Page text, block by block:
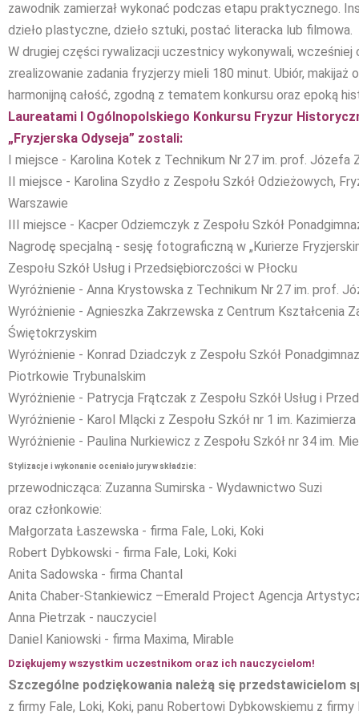
zawodnik zamierzał wykonać podczas etapu praktycznego.
dzieło plastyczne, dzieło sztuki, postać literacka lub filmowa.
W drugiej części rywalizacji uczestnicy wykonywali, wcześniej
zrealizowanie zadania fryzjerzy mieli 180 minut. Ubiór, makijaż
harmonijną całość, zgodną z tematem konkursu oraz epoką
Laureatami I Ogólnopolskiego Konkursu Fryzur
„Fryzjerska Odyseja” zostali:
I miejsce - Karolina Kotek z Technikum Nr 27 im. prof. Józefa
II miejsce - Karolina Szydło z Zespołu Szkół Odzieżowych,
Warszawie
III miejsce - Kacper Odziemczyk z Zespołu Szkół
Nagrodę specjalną - sesję fotograficzną w „Kurierze
Zespołu Szkół Usług i Przedsiębiorczości w Płocku
Wyróżnienie - Anna Krystowska z Technikum Nr 27 im. prof.
Wyróżnienie - Agnieszka Zakrzewska z Centrum Kształcenia
Świętokrzyskim
Wyróżnienie - Konrad Dziadczyk z Zespołu Szkół
Piotrkowie Trybunalskim
Wyróżnienie - Patrycja Frątczak z Zespołu Szkół Usług i
Wyróżnienie - Karol Mlącki z Zespołu Szkół nr 1 im.
Wyróżnienie - Paulina Nurkiewicz z Zespołu Szkół nr 34 im.
Stylizacje i wykonanie oceniało jury w składzie:
przewodnicząca: Zuzanna Sumirska - Wydawnictwo Suzi
oraz członkowie:
Małgorzata Łaszewska - firma Fale, Loki, Koki
Robert Dybkowski - firma Fale, Loki, Koki
Anita Sadowska - firma Chantal
Anita Chaber-Stankiewicz –Emerald Project Agencja
Anna Pietrzak - nauczyciel
Daniel Kaniowski - firma Maxima, Mirable
Dziękujemy wszystkim uczestnikom oraz ich nauczycielom!
Szczególne podziękowania należą się przedstawicielom
z firmy Fale, Loki, Koki, panu Robertowi Dybkowskiemu z